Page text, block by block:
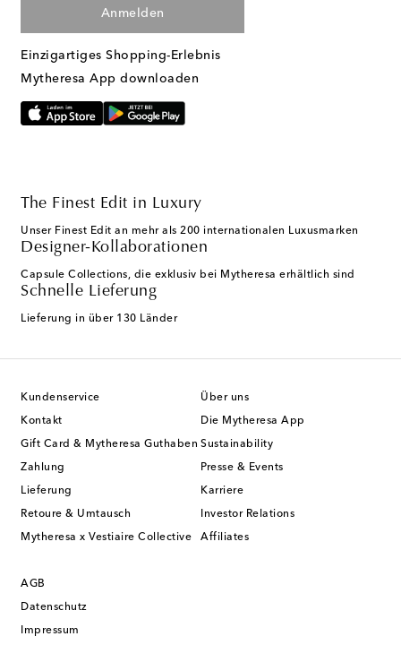
Anmelden
Einzigartiges Shopping-Erlebnis
Mytheresa App downloaden
The Finest Edit in Luxury
Unser Finest Edit an mehr als 200 internationalen Luxusmarken
Designer-Kollaborationen
Capsule Collections, die exklusiv bei Mytheresa erhältlich sind
Schnelle Lieferung
Lieferung in über 130 Länder
Kundenservice
Kontakt
Gift Card & Mytheresa Guthaben
Zahlung
Lieferung
Retoure & Umtausch
Mytheresa x Vestiaire Collective
Über uns
Die Mytheresa App
Sustainability
Presse & Events
Karriere
Investor Relations
Affiliates
AGB
Datenschutz
Impressum